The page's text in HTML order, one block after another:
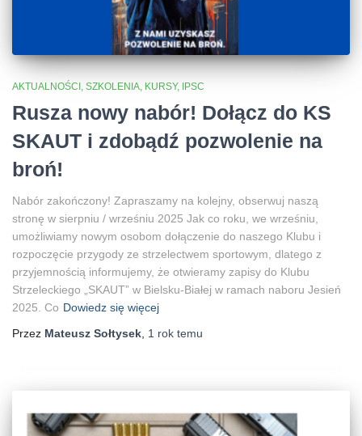
AKTUALNOŚCI, SZKOLENIA, KURSY, IPSC
Rusza nowy nabór! Dołącz do KS
SKAUT i zdobądź pozwolenie na
broń!
Nabór zakończony! Zapraszamy na kolejny, obserwuj naszą
stronę w sierpniu / wrześniu 2025 Jak co roku, we wrześniu,
umożliwiamy nowym osobom dołączenie do naszego Klubu i
rozpoczęcie przygody ze strzelectwem sportowym, dlatego z
przyjemnością informujemy, że otwieramy zapisy do Klubu
Strzeleckiego „SKAUT” w Bielsku-Białej w ramach naboru Jesień
2025. Co Dowiedz się więcej
Przez Mateusz Sołtysek 1 rok temu